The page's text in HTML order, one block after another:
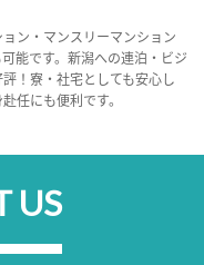
ン・マンスリーマンション
能です。新潟への連泊・ビジ
！寮・社宅としても安心し
任にも便利です。
US